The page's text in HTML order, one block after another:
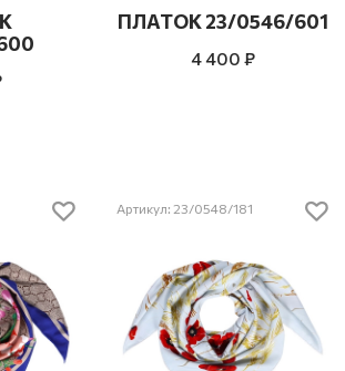
ПЛАТОК 23/0546/601
4 400 ₽
Артикул: 23/0548/181